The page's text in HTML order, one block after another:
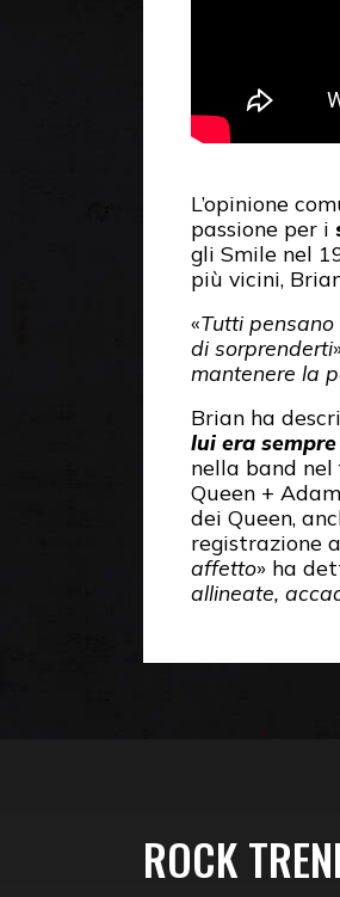
L’opinione
passione per i
gli Smile nel
più vicini,
«Tutti
di sorprenderti
mantenere la
Brian ha
lui era
nella band
Queen +
dei Queen,
registrazione
affetto» ha
allineate,
ROCK